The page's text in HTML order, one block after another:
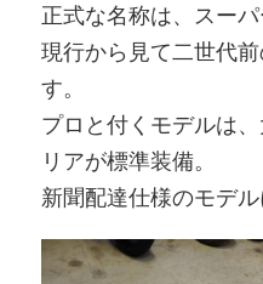
正式な名称は、スーパ
現行から見て二世代
す。
プロと付くモデルは
リアが標準装備。
新聞配達仕様のモデル